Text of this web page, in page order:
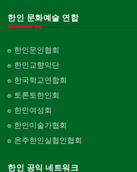
한인 문화예술 연합
한인문인협회
한인교향악단
한국학교연합회
토론토한인회
한인여성회
한인미술가협회
온주한인실협인협회
한인 공익 네트워크